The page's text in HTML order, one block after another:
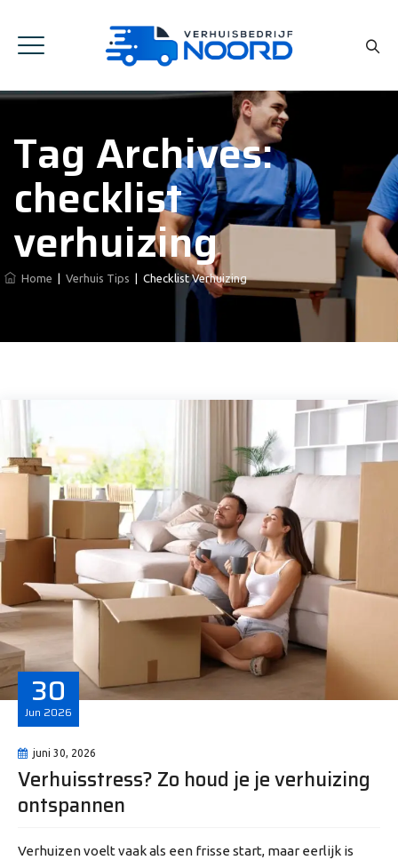
Tag Archives:
checklist
verhuizing
Home Verhuis Tips Checklist Verhuizing
30
Jun 2026
juni 30, 2026
Verhuisstress? Zo houd je je verhuizing
ontspannen
Verhuizen voelt vaak als een frisse start, maar eerlijk is